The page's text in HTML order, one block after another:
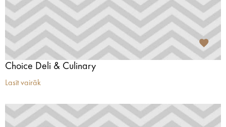
Choice Deli & Culinary
Lasīt vairāk